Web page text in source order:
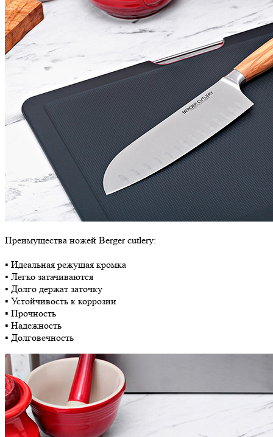
Преимущества ножей Berger cutlery:
▪ Идеальная режущая кромка
▪ Легко затачиваются
▪ Долго держат заточку
▪ Устойчивость к коррозии
▪ Прочность
▪ Надежность
▪ Долговечность